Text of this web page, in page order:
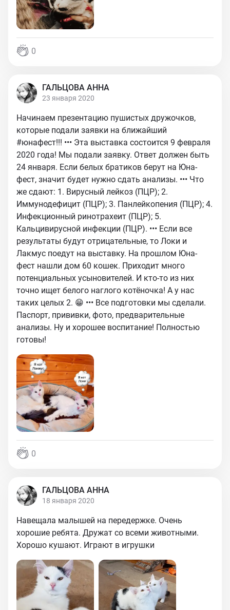
0
ГАЛЬЦОВА АННА
23 января 2020
Начинаем презентацию пушистых дружочков,
которые подали заявки на ближайший
#юнафест!!! ••• Эта выставка состоится 9 февраля
2020 года! Мы подали заявку. Ответ должен быть
24 января. Если белых братиков берут на Юна-
фест, значит будет нужно сдать анализы. ••• Что
же сдают: 1. Вирусный лейкоз (ПЦР); 2.
Иммунодефицит (ПЦР); 3. Панлейкопения (ПЦР); 4.
Инфекционный ринотрахеит (ПЦР); 5.
Кальцивирусной инфекции (ПЦР). ••• Если все
результаты будут отрицательные, то Локи и
Лакмус поедут на выставку. На прошлом Юна-
фест нашли дом 60 кошек. Приходит много
потенциальных усыновителей. И кто-то из них
точно ищет белого наглого котёночка! А у нас
таких целых 2. 😁 ••• Все подготовки мы сделали.
Паспорт, прививки, фото, предварительные
анализы. Ну и хорошее воспитание! Полностью
готовы!
0
ГАЛЬЦОВА АННА
18 января 2020
Навещала малышей на передержке. Очень
хорошие ребята. Дружат со всеми животными.
Хорошо кушают. Играют в игрушки